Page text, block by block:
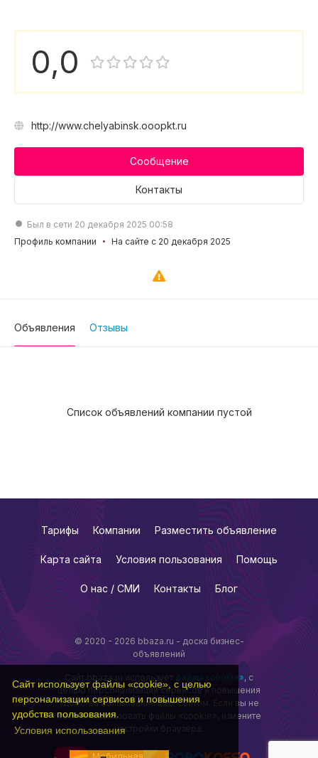
Сайт использует файлы «cookie», с целью
персонализации сервисов и повышения
удобства пользования.
Условия использования
0,0
http://www.chelyabinsk.ooopkt.ru
Сообщение
Контакты
Был в сети 20 декабря 2025 00:58
Профиль компании
На сайте с 20 декабря 2025
Объявления Отзывы
Список объявлений компании пустой
© 2020 - 2026 bbaza.ru - доска бизнес-
объявлений
Сайт bbaza.ru использует файлы «cookie», с
целью персонализации сервисов и повышения
удобства пользования веб-сайтом. Если вы не
хотите использовать файлы «cookie», измените
настройки браузера.
Мобильная
Тарифы Компании Разместить объявление
Карта сайта Условия пользования Помощь
О нас / СМИ Контакты Блог